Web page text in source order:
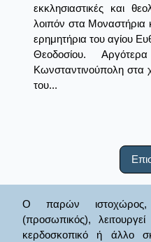
εκκλησιαστικές και
λοιπόν στα Μοναστήρια
ερημητήρια του αγίου
Θεοδοσίου.
Κωνσταντινούπολη στα
του...
Ο παρών ιστοχώρος,
(προσωπικός),
κερδοσκοπικό ή άλλο